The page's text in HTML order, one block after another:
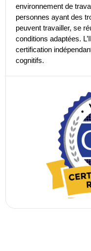
environnement de
personnes ayant des
peuvent travailler, se
conditions adaptées.
certification
cognitifs.